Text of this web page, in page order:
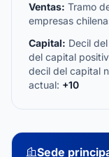
Ventas: Tramo
empresas
Capital: Decil
del capital
decil del capital
actual: +10
Sede